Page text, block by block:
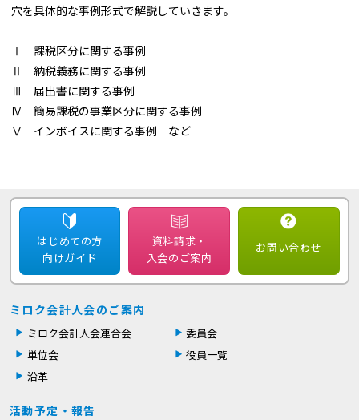
穴を具体的な事例形式で解説していきます。
Ⅰ 課税区分に関する事例
Ⅱ 納税義務に関する事例
Ⅲ 届出書に関する事例
Ⅳ 簡易課税の事業区分に関する事例
Ⅴ インボイスに関する事例 など
はじめての方
向けガイド
資料請求・
入会のご案内
お問い合わせ
ミロク会計人会のご案内
ミロク会計人会連合会
委員会
単位会
役員一覧
沿革
活動予定・報告